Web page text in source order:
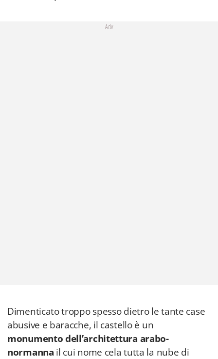
Adv
Dimenticato troppo spesso dietro le tante case
abusive e baracche, il castello è un
monumento dell’architettura arabo-
normanna il cui nome cela tutta la nube di